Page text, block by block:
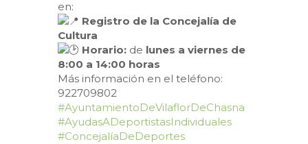
en:
Registro de la Concejalía de
Cultura
Horario: de lunes a viernes de
8:00 a 14:00 horas
Más información en el teléfono:
922709802
#AyuntamientoDeVilaflorDeChasna
#AyudasADeportistasIndividuales
#ConcejalíaDeDeportes